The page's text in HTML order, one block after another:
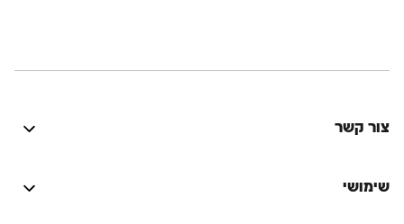
צור קשר
לשמוע!
שימושי